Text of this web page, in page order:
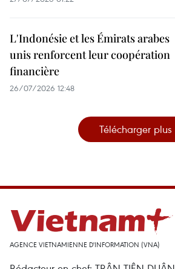
L'Indonésie et les Émirats arabes
unis renforcent leur coopération
financière
26/07/2026 12:48
Télécharger plus
AGENCE VIETNAMIENNE D'INFORMATION (VNA)